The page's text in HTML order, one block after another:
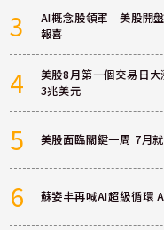
3
AI概念股領軍 美股開
報喜
4
美股8月第一個交易日
3兆美元
5 美股面臨關鍵一周 7月
6 蘇姿丰再喊AI超級循環